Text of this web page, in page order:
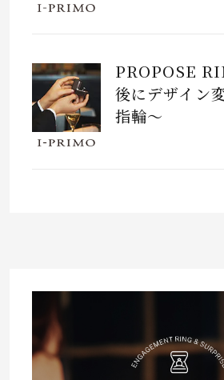
PROPOSE
後にデザイン
指輪～